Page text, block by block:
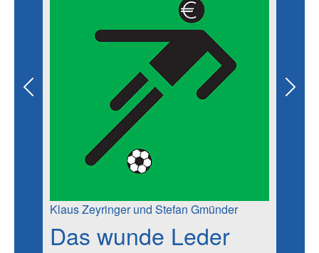
Klaus Zeyringer und Stefan Gmünder
Das wunde Leder
Previous Next